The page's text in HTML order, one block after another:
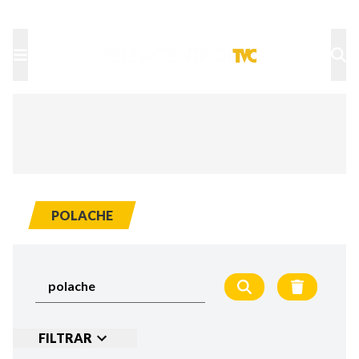
POLACHE
FILTRAR